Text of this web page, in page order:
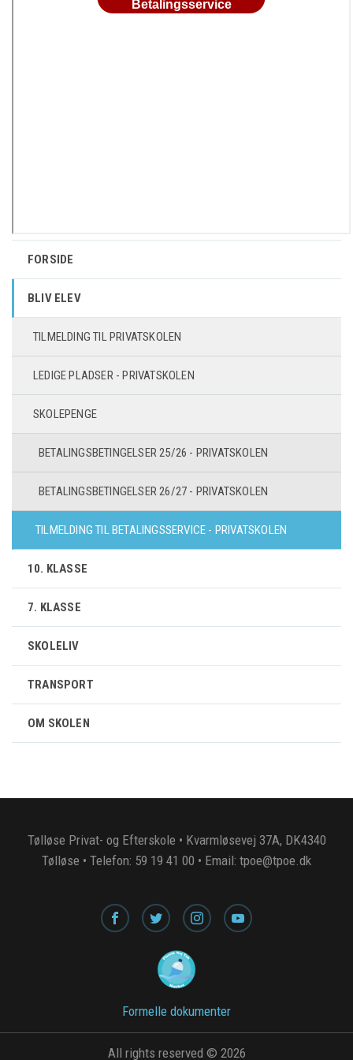
FORSIDE
BLIV ELEV
TILMELDING TIL PRIVATSKOLEN
LEDIGE PLADSER - PRIVATSKOLEN
SKOLEPENGE
BETALINGSBETINGELSER 25/26 - PRIVATSKOLEN
BETALINGSBETINGELSER 26/27 - PRIVATSKOLEN
TILMELDING TIL BETALINGSSERVICE - PRIVATSKOLEN
10. KLASSE
7. KLASSE
SKOLELIV
TRANSPORT
OM SKOLEN
Tølløse Privat- og Efterskole • Kvarmløsevej 37A, DK4340
Tølløse • Telefon: 59 19 41 00 • Email: tpoe@tpoe.dk
Formelle dokumenter
All rights reserved © 2026